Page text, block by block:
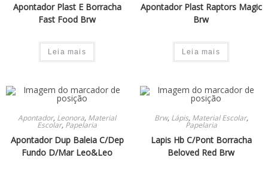
Apontador Plast E Borracha
Fast Food Brw
Leia mais
Apontador Plast Raptors Magic
Brw
Leia mais
Apontador, Leonora, Material
Escolar, Papelaria
Apontador Dup Baleia C/Dep
Fundo D/Mar Leo&Leo
Brw, Lápis, Material Escolar,
Papelaria
Lapis Hb C/Pont Borracha
Beloved Red Brw